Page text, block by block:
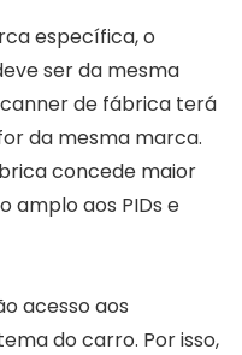
específica, o
ser da mesma
de fábrica terá
da mesma marca.
concede maior
amplo aos PIDs e
acesso aos
do carro. Por isso,